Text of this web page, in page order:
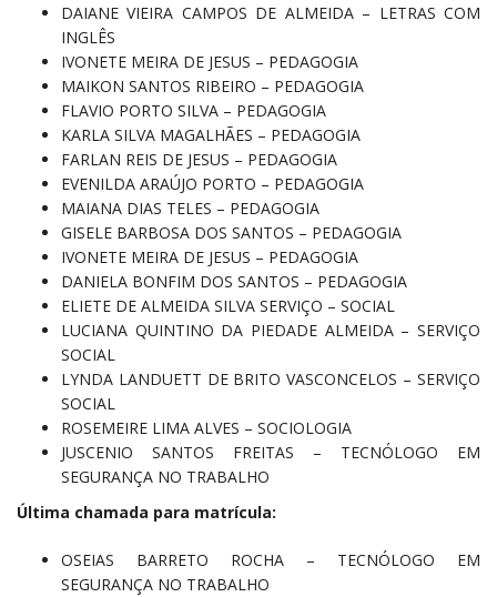
DAIANE VIEIRA CAMPOS DE ALMEIDA – LETRAS COM
INGLÊS
IVONETE MEIRA DE JESUS – PEDAGOGIA
MAIKON SANTOS RIBEIRO – PEDAGOGIA
FLAVIO PORTO SILVA – PEDAGOGIA
KARLA SILVA MAGALHÃES – PEDAGOGIA
FARLAN REIS DE JESUS – PEDAGOGIA
EVENILDA ARAÚJO PORTO – PEDAGOGIA
MAIANA DIAS TELES – PEDAGOGIA
GISELE BARBOSA DOS SANTOS – PEDAGOGIA
IVONETE MEIRA DE JESUS – PEDAGOGIA
DANIELA BONFIM DOS SANTOS – PEDAGOGIA
ELIETE DE ALMEIDA SILVA SERVIÇO – SOCIAL
LUCIANA QUINTINO DA PIEDADE ALMEIDA – SERVIÇO
SOCIAL
LYNDA LANDUETT DE BRITO VASCONCELOS – SERVIÇO
SOCIAL
ROSEMEIRE LIMA ALVES – SOCIOLOGIA
JUSCENIO SANTOS FREITAS – TECNÓLOGO EM
SEGURANÇA NO TRABALHO
Última chamada para matrícula:
OSEIAS BARRETO ROCHA – TECNÓLOGO EM
SEGURANÇA NO TRABALHO